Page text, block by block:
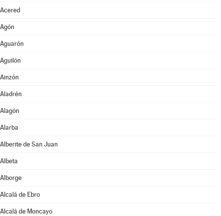
Acered
Agón
Aguarón
Aguilón
Ainzón
Aladrén
Alagón
Alarba
Alberite de San Juan
Albeta
Alborge
Alcalá de Ebro
Alcalá de Moncayo